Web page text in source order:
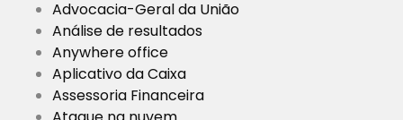
Advocacia-Geral da União
Análise de resultados
Anywhere office
Aplicativo da Caixa
Assessoria Financeira